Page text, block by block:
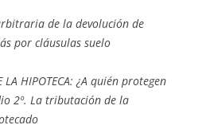
de la devolución de
por cláusulas suelo
LA HIPOTECA: ¿A quién protegen
2º. La tributación de la